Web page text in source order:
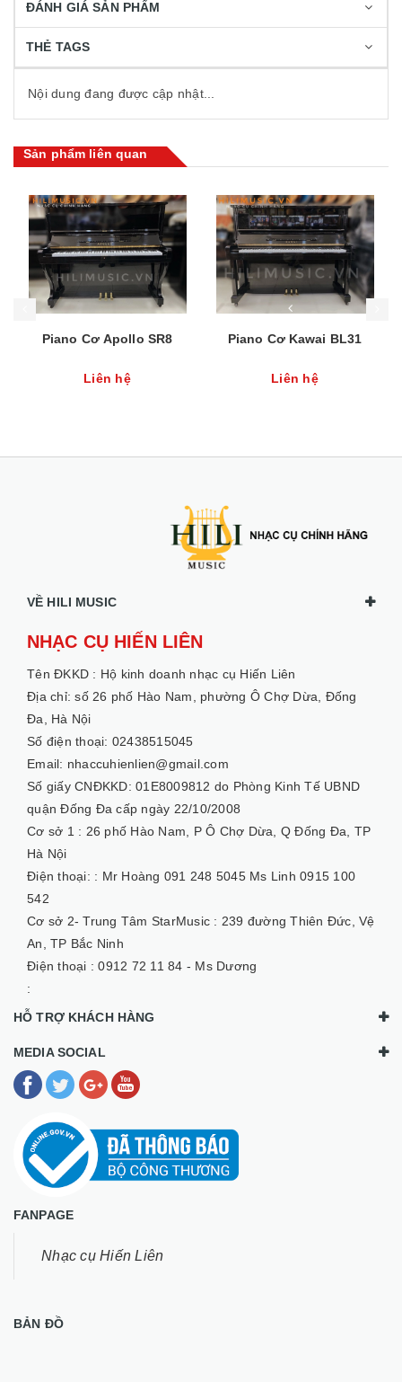
ĐÁNH GIÁ SẢN PHẨM
THẺ TAGS
Nội dung đang được cập nhật...
Sản phẩm liên quan
Piano Cơ Apollo SR8
Liên hệ
Piano Cơ Kawai BL31
Liên hệ
Mua hàng Mua hàng
VỀ HILI MUSIC
NHẠC CỤ HIẾN LIÊN
Tên ĐKKD : Hộ kinh doanh nhạc cụ Hiến Liên
Địa chỉ: số 26 phố Hào Nam, phường Ô Chợ Dừa, Đống
Đa, Hà Nội
Số điện thoại: 02438515045
Email: nhaccuhienlien@gmail.com
Số giấy CNĐKKD: 01E8009812 do Phòng Kinh Tế UBND
quận Đống Đa cấp ngày 22/10/2008
Cơ sở 1 : 26 phố Hào Nam, P Ô Chợ Dừa, Q Đống Đa, TP
Hà Nội
Điện thoại: : Mr Hoàng 091 248 5045 Ms Linh 0915 100
542
Cơ sở 2- Trung Tâm StarMusic : 239 đường Thiên Đức, Vệ
An, TP Bắc Ninh
Điện thoại :0912 72 11 84 - Ms Dương
:
HỖ TRỢ KHÁCH HÀNG
MEDIA SOCIAL
FANPAGE
Nhạc cụ Hiến Liên
BẢN ĐỒ